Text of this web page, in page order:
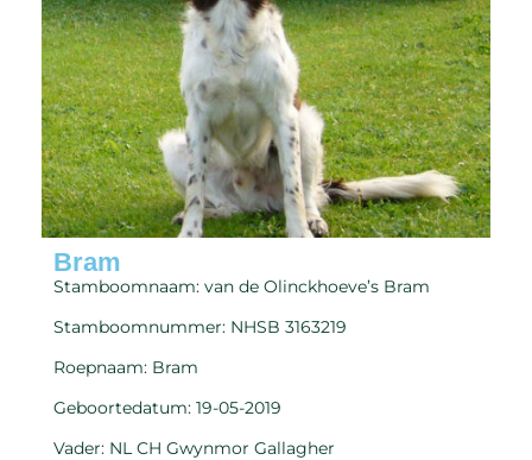
Bram
Stamboomnaam: van de Olinckhoeve’s Bram
Stamboomnummer: NHSB 3163219
Roepnaam: Bram
Geboortedatum: 19-05-2019
Vader: NL CH Gwynmor Gallagher